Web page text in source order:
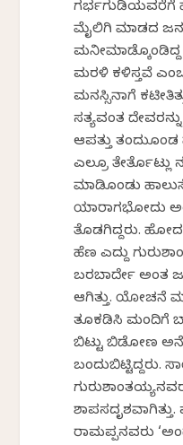
ಮೈಲಿಗಿ ಮಾಡದ
ಮನೀಮಾಡ್ಕೊಂಡಿದ್ದ
ಮರಳಿ ಕಳಿಸ್ತವೆ
ಮನಸ್ಸಿನಾಗೆ
ಸತ್ಯವಂತ
ಆಪತ್ತು
ಎಲ್ರೂ
ಮಾಡಿಕೊಂಡು
ಯಾರಾಗಭೋದು
ತೊಡಗಿದ್ದರು.
ಹೆಣ ಎದ್ದು
ಬರಬಾರ್ದೇ ಅಂತ
ಆಗಿತ್ತು. ಯೋಚನೆ
ತೂಕಡಿಸಿ ಮಂದಿಗೆ
ಬಿಟ್ಟು ಬಿಡೋಣ
ಬಂದುಬಿಟ್ಟಿದ್ದರು.
ರಾಮಪ್ಪನವರು